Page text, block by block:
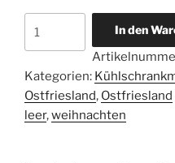
44
68
mm
-
In den
Kategorien:
Ostfriesland, Ostfriesland
leer,weihnachten